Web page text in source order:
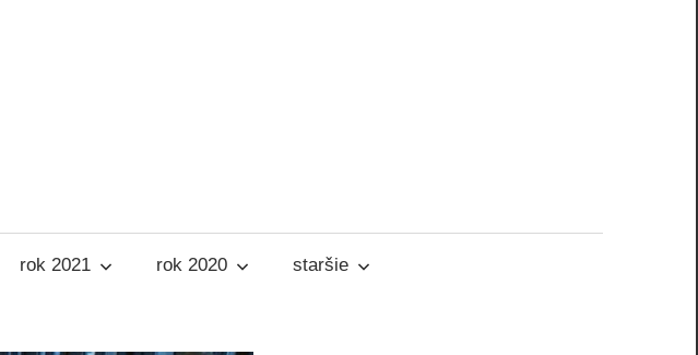
rok 2021 rok 2020 staršie